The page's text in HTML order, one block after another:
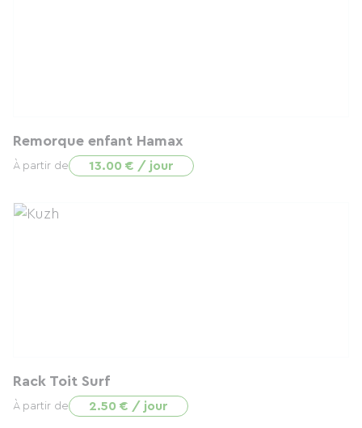
Remorque enfant Hamax
À partir de 13.00 € / jour
Rack Toit Surf
À partir de 2.50 € / jour